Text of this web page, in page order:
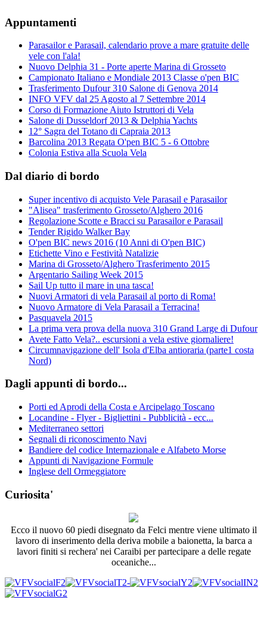
Appuntamenti
Parasailor e Parasail, calendario prove a mare gratuite delle
vele con l'ala!
Nuovo Delphia 31 - Porte aperte Marina di Grosseto
Campionato Italiano e Mondiale 2013 Classe o'pen BIC
Trasferimento Dufour 310 Salone di Genova 2014
INFO VFV dal 25 Agosto al 7 Settembre 2014
Corso di Formazione Aiuto Istruttori di Vela
Salone di Dusseldorf 2013 & Delphia Yachts
12° Sagra del Totano di Capraia 2013
Barcolina 2013 Regata O'pen BIC 5 - 6 Ottobre
Colonia Estiva alla Scuola Vela
Dal diario di bordo
Super incentivo di acquisto Vele Parasail e Parasailor
"Alisea" trasferimento Grosseto/Alghero 2016
Regolazione Scotte e Bracci su Parasailor e Parasail
Tender Rigido Walker Bay
O'pen BIC news 2016 (10 Anni di O'pen BIC)
Etichette Vino e Festività Natalizie
Marina di Grosseto/Alghero Trasferimento 2015
Argentario Sailing Week 2015
Sail Up tutto il mare in una tasca!
Nuovi Armatori di vela Parasail al porto di Roma!
Nuovo Armatore di Vela Parasail a Terracina!
Pasquavela 2015
La prima vera prova della nuova 310 Grand Large di Dufour
Avete Fatto Vela?.. escursioni a vela estive giornaliere!
Circumnavigazione dell' Isola d'Elba antioraria (parte1 costa
Nord)
Dagli appunti di bordo...
Porti ed Aprodi della Costa e Arcipelago Toscano
Locandine - Flyer - Bigliettini - Pubblicità - ecc...
Mediterraneo settori
Segnali di riconoscimento Navi
Bandiere del codice Internazionale e Alfabeto Morse
Appunti di Navigazione Formule
Inglese dell Ormeggiatore
Curiosita'
Ecco il nuovo 60 piedi disegnato da Felci mentre viene ultimato il
lavoro di inserimento della deriva mobile a baionetta, la barca a
lavori finiti si rechera' nei Caraibi per partecipare a delle regate
oceaniche...